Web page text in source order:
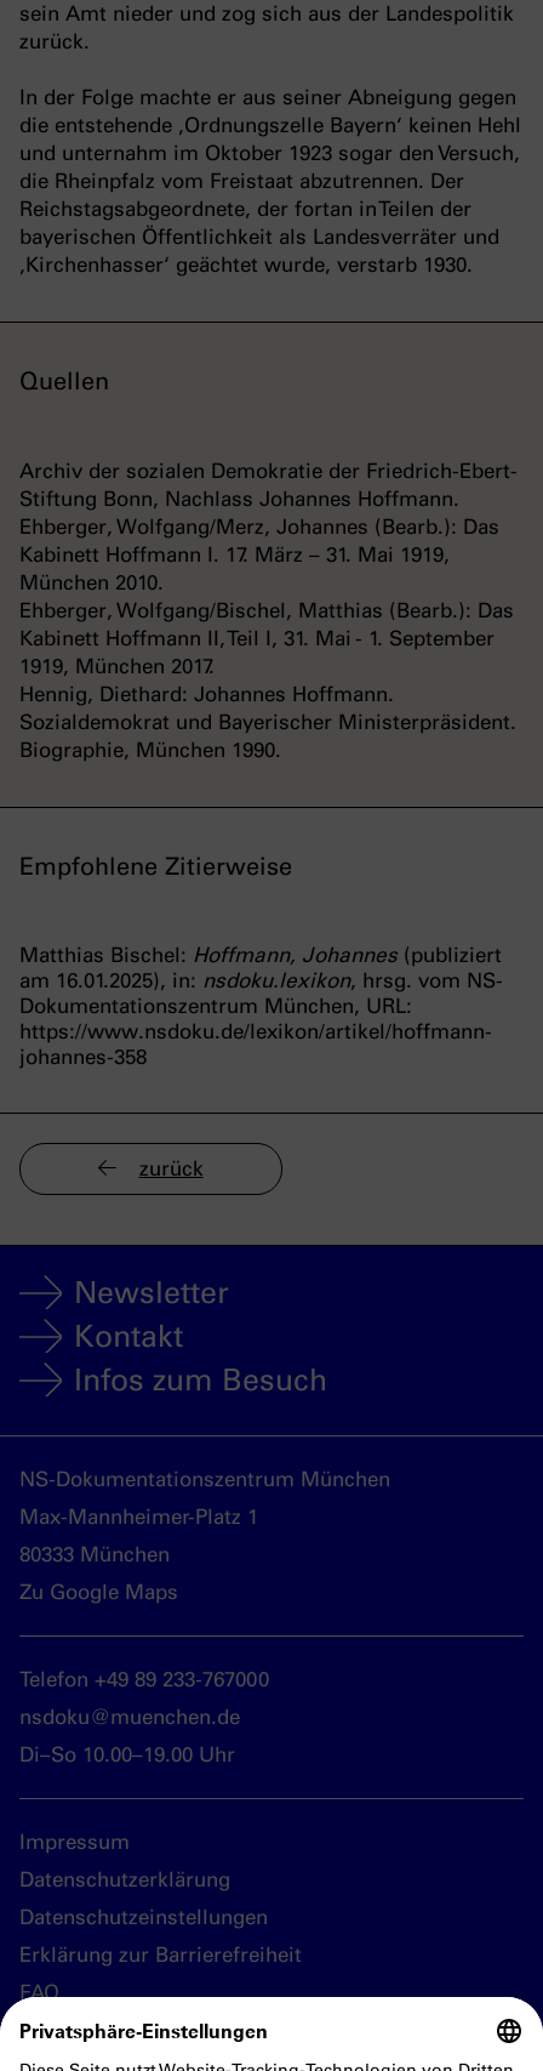
sein Amt nieder und zog sich aus der Landespolitik
zurück.
In der Folge machte er aus seiner Abneigung gegen
die entstehende ‚Ordnungszelle Bayern‘ keinen Hehl
und unternahm im Oktober 1923 sogar den Versuch,
die Rheinpfalz vom Freistaat abzutrennen. Der
Reichstagsabgeordnete, der fortan in Teilen der
bayerischen Öffentlichkeit als Landesverräter und
‚Kirchenhasser‘ geächtet wurde, verstarb 1930.
Quellen
Archiv der sozialen Demokratie der Friedrich-Ebert-
Stiftung Bonn, Nachlass Johannes Hoffmann.
Ehberger, Wolfgang/Merz, Johannes (Bearb.): Das
Kabinett Hoffmann I. 17. März – 31. Mai 1919,
München 2010.
Ehberger, Wolfgang/Bischel, Matthias (Bearb.): Das
Kabinett Hoffmann II, Teil I, 31. Mai - 1. September
1919, München 2017.
Hennig, Diethard: Johannes Hoffmann.
Sozialdemokrat und Bayerischer Ministerpräsident.
Biographie, München 1990.
Empfohlene Zitierweise
Matthias Bischel: Hoffmann, Johannes (publiziert
am 16.01.2025), in: nsdoku.lexikon, hrsg. vom NS-
Dokumentationszentrum München, URL:
https://www.nsdoku.de/lexikon/artikel/hoffmann-
johannes-358
zurück
Newsletter
Kontakt
Infos zum Besuch
NS-Dokumentationszentrum München
Max-Mannheimer-Platz 1
80333 München
Zu Google Maps
Telefon +49 89 233-767000
nsdoku@muenchen.de
Di–So 10.00–19.00 Uhr
Impressum
Datenschutzerklärung
Datenschutzeinstellungen
Erklärung zur Barrierefreiheit
FAQ